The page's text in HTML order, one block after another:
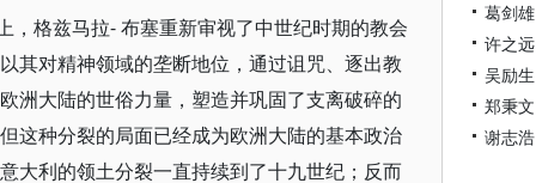
，格兹马拉- 布塞重新审视了中世纪时期的教会
其对精神领域的垄断地位，通过诅咒、逐出教
洲大陆的世俗力量，塑造并巩固了支离破碎的
这种分裂的局面已经成为欧洲大陆的基本政治
大利的领土分裂一直持续到了十九世纪；反而
葛剑雄
许之远
吴励生
郑秉文
谢志浩